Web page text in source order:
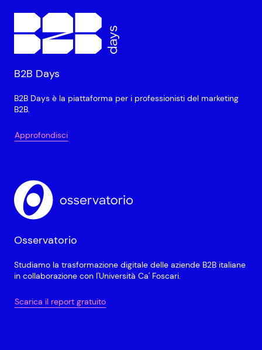
B2B Days
B2B Days è la piattaforma per i professionisti del marketing
B2B.
Approfondisci
Osservatorio
Studiamo la trasformazione digitale delle aziende B2B italiane
in collaborazione con l'Università Ca' Foscari.
Scarica il report gratuito